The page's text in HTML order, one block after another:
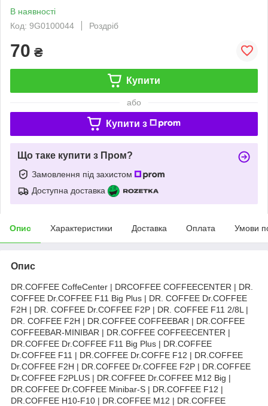
В наявності
Код: 9G0100044
Роздріб
70 ₴
Купити
або
Купити з
Що таке купити з Пром?
Замовлення під захистом
Доступна доставка
Опис Характеристики Доставка Оплата Умови
Опис
DR.COFFEE CoffeCenter | DRCOFFEE COFFEECENTER | DR.
COFFEE Dr.COFFEE F11 Big Plus | DR. COFFEE Dr.COFFEE
F2H | DR. COFFEE Dr.COFFEE F2P | DR. COFFEE F11 2/8L |
DR. COFFEE F2H | DR.COFFEE COFFEEBAR | DR.COFFEE
COFFEEBAR-MINIBAR | DR.COFFEE COFFEECENTER |
DR.COFFEE Dr.COFFEE F11 Big Plus | DR.COFFEE
Dr.COFFEE F11 | DR.COFFEE Dr.COFFE F12 | DR.COFFEE
Dr.COFFEE F2H | DR.COFFEE Dr.COFFEE F2P | DR.COFFEE
Dr.COFFEE F2PLUS | DR.COFFEE Dr.COFFEE M12 Big |
DR.COFFEE Dr.COFFEE Minibar-S | DR.COFFEE F12 |
DR.COFFEE H10-F10 | DR.COFFEE M12 | DR.COFFEE